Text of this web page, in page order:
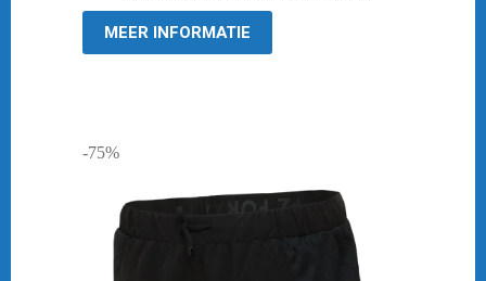
MEER INFORMATIE
-75%